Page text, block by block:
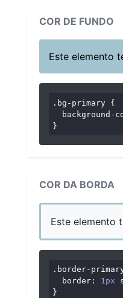
COR DE FUNDO
Este elemento
.bg-primary {
background-
}
COR DA BORDA
Este elemento
.border-
border : 1px
}